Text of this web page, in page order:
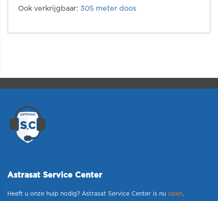
Ook verkrijgbaar: 305 meter doos
Astrasat Service Center
Heeft u onze hulp nodig? Astrasat Service Center is nu open.